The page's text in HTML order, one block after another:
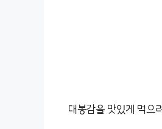
대봉감을 맛있게 먹으